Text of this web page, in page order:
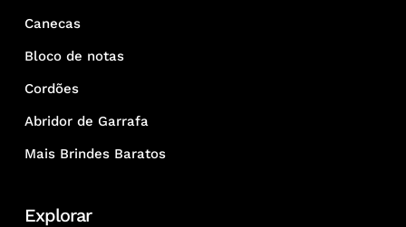
Canecas
Bloco de notas
Cordões
Abridor de Garrafa
Mais Brindes Baratos
Explorar